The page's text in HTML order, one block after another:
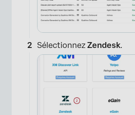
Sélectionnez Zendesk.